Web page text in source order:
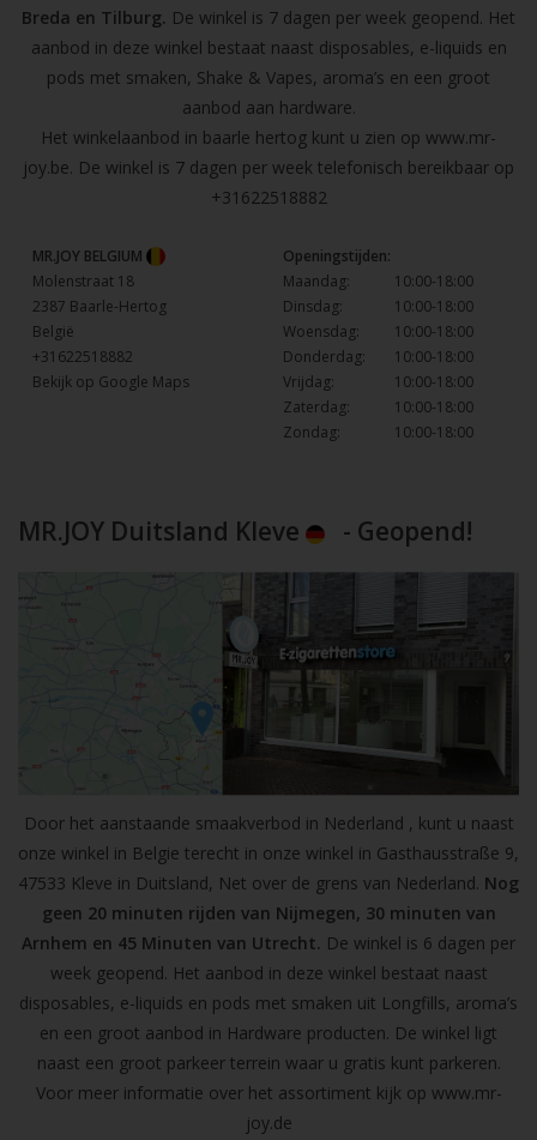
Breda en Tilburg. De winkel is 7 dagen per week geopend. Het
aanbod in deze winkel bestaat naast disposables, e-liquids en
pods met smaken, Shake & Vapes, aroma’s en een groot
aanbod aan hardware.
Het winkelaanbod in baarle hertog kunt u zien op www.mr-
joy.be. De winkel is 7 dagen per week telefonisch bereikbaar op
+31622518882
MR.JOY BELGIUM
Molenstraat 18
2387 Baarle-Hertog
België
+31622518882
Bekijk op Google Maps
Openingstijden:
Maandag:
10:00-18:00
Dinsdag:
10:00-18:00
Woensdag:
10:00-18:00
Donderdag:
10:00-18:00
Vrijdag:
10:00-18:00
Zaterdag:
10:00-18:00
Zondag:
10:00-18:00
MR.JOY Duitsland Kleve - Geopend!
Door het aanstaande smaakverbod in Nederland , kunt u naast
onze winkel in Belgie terecht in onze winkel in Gasthausstraße 9,
47533 Kleve in Duitsland, Net over de grens van Nederland. Nog
geen 20 minuten rijden van Nijmegen, 30 minuten van
Arnhem en 45 Minuten van Utrecht. De winkel is 6 dagen per
week geopend. Het aanbod in deze winkel bestaat naast
disposables, e-liquids en pods met smaken uit Longfills, aroma’s
en een groot aanbod in Hardware producten. De winkel ligt
naast een groot parkeer terrein waar u gratis kunt parkeren.
Voor meer informatie over het assortiment kijk op www.mr-
joy.de